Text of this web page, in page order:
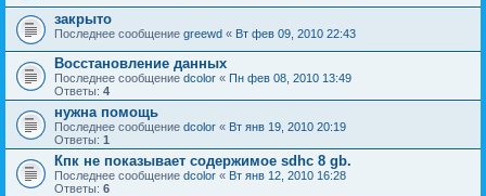
закрыто
Последнее сообщение greewd « Вт фев 09, 2010 22:43
Восстановление данных
Последнее сообщение dcolor « Пн фев 08, 2010 13:49
Ответы: 4
нужна помощь
Последнее сообщение dcolor « Вт янв 19, 2010 20:19
Ответы: 1
Кпк не показывает содержимое sdhc 8 gb.
Последнее сообщение dcolor « Вт янв 12, 2010 16:28
Ответы: 6